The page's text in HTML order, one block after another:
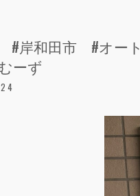
#岸和田市 #オー
ーず